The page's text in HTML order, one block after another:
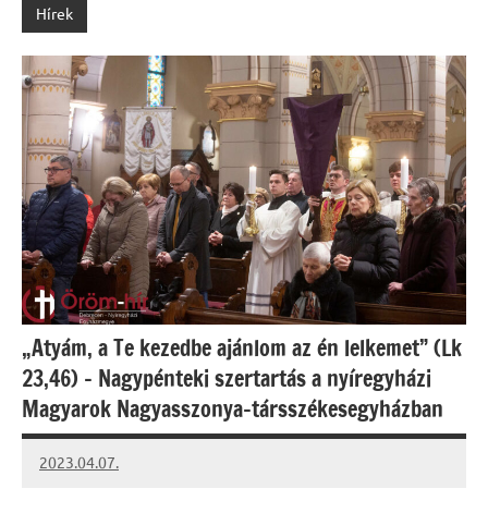
Hírek
„Atyám, a Te kezedbe ajánlom az én lelkemet” (Lk
23,46) – Nagypénteki szertartás a nyíregyházi
Magyarok Nagyasszonya-társszékesegyházban
2023.04.07.
kovacs.agi